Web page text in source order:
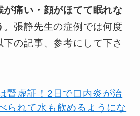
痛い・顔がほてて眠れな
。張静先生の症例では何度
下の記事、参考にして下さ
腎虚証！2日で口内炎が治
られて水も飲めるようにな